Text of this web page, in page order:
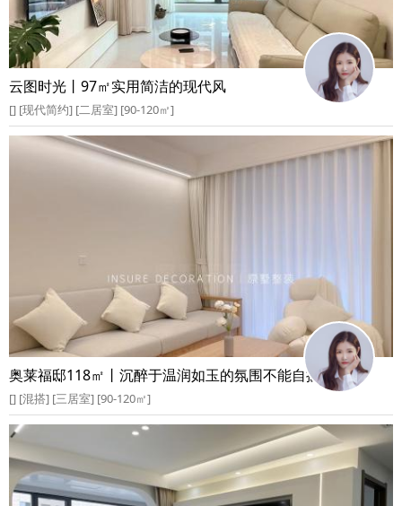
云图时光丨97㎡实用简洁的现代风
[] [现代简约] [二居室] [90-120㎡]
奥莱福邸118㎡丨沉醉于温润如玉的氛围不能自拔
[] [混搭] [三居室] [90-120㎡]